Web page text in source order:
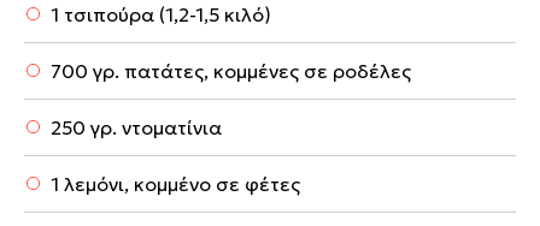
1 τσιπούρα (1,2-1,5 κιλό)
700 γρ. πατάτες, κομμένες σε ροδέλες
250 γρ. ντοματίνια
1 λεμόνι, κομμένο σε φέτες